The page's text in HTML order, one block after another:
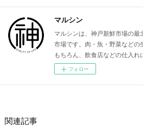
マルシン
マルシンは、神戸新鮮市場の
市場です。肉・魚・野菜など
もちろん、飲食店などの仕入れ
フォロー
関連記事